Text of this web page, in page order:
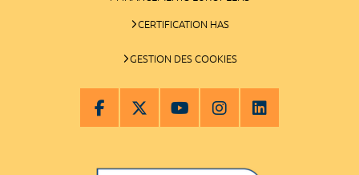
CERTIFICATION HAS
GESTION DES COOKIES